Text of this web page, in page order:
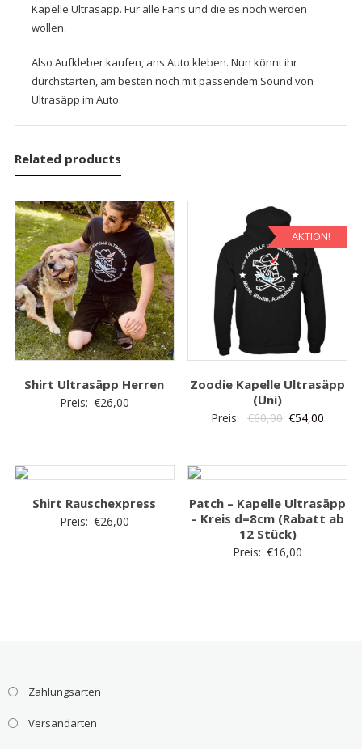
Kapelle Ultrasäpp. Für alle Fans und die es noch werden
wollen.
Also Aufkleber kaufen, ans Auto kleben. Nun könnt ihr
durchstarten, am besten noch mit passendem Sound von
Ultrasäpp im Auto.
Related products
Shirt Ultrasäpp Herren
Preis: €26,00
AKTION!
Zoodie Kapelle Ultrasäpp
(Uni)
Preis: €60,00 €54,00
Shirt Rauschexpress
Preis: €26,00
Patch – Kapelle Ultrasäpp
– Kreis d=8cm (Rabatt ab
12 Stück)
Preis: €16,00
Zahlungsarten
Versandarten